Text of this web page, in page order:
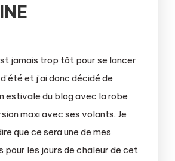
jamais trop tôt pour se lancer
et j’ai donc décidé de
estivale du blog avec la robe
maxi avec ses volants. Je
que ce sera une de mes
pour les jours de chaleur de cet